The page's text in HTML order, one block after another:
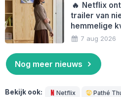
🔥 Netflix
trailer van
hemmelige
7 aug 2026
Nog meer nieuws
Bekijk ook: Netflix Pathé